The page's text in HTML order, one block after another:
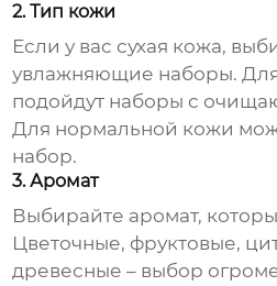
2. Тип кожи
Если у вас сухая кожа,
увлажняющие наборы.
подойдут наборы с
Для нормальной кожи
набор.
3. Аромат
Выбирайте аромат,
Цветочные, фруктовые,
древесные – выбор